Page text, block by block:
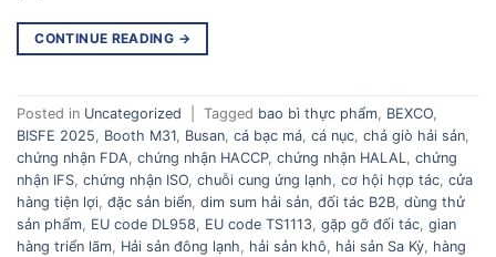
CONTINUE READING →
Posted in Uncategorized Tagged bao bì thực phẩm, BEXCO,
BISFE 2025, Booth M31, Busan, cá bạc má, cá nục, chả giò hải sản,
chứng nhận FDA, chứng nhận HACCP, chứng nhận HALAL, chứng
nhận IFS, chứng nhận ISO, chuỗi cung ứng lạnh, cơ hội hợp tác, cửa
hàng tiện lợi, đặc sản biển, dim sum hải sản, đối tác B2B, dùng thử
sản phẩm, EU code DL958, EU code TS1113, gặp gỡ đối tác, gian
hàng triển lãm, Hải sản đông lạnh, hải sản khô, hải sản Sa Kỳ, hàng